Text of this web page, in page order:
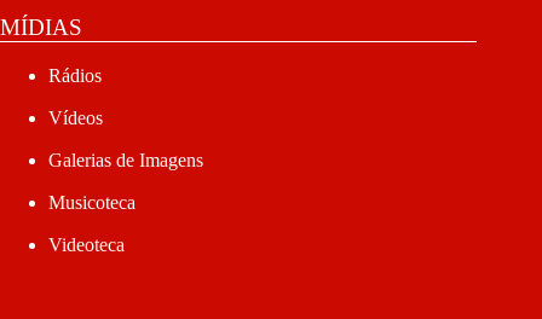
MÍDIAS
Rádios
Vídeos
Galerias de Imagens
Musicoteca
Videoteca